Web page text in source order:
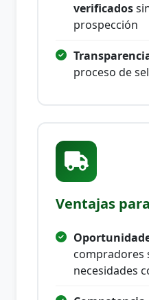
verificados
prospección
proceso de
Ventajas
compradores
necesidades